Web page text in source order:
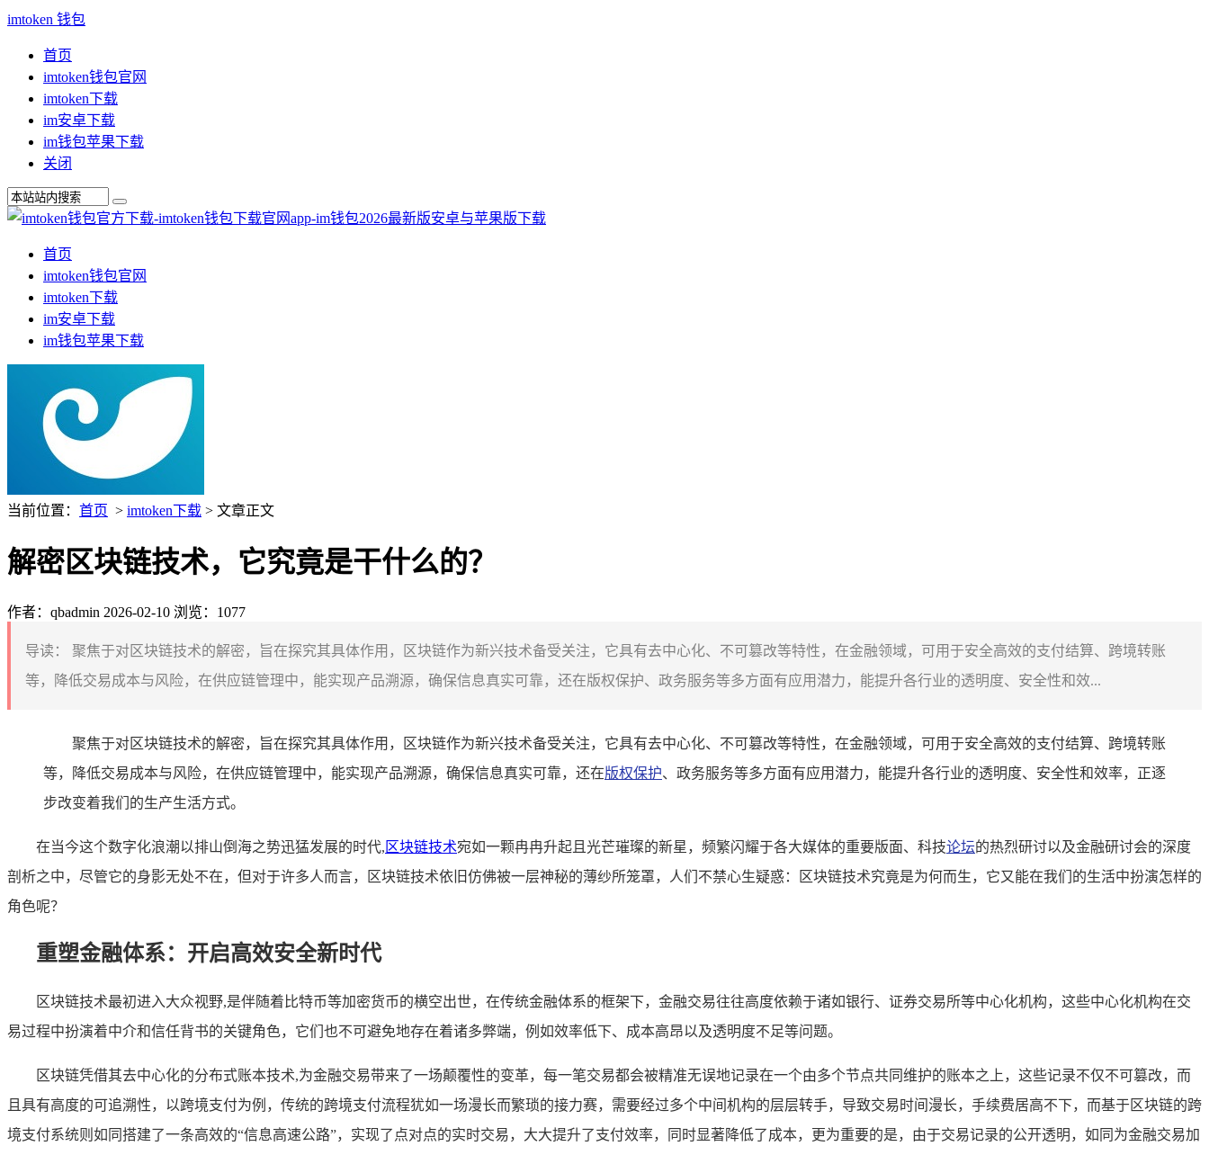
imtoken 钱包
首页
imtoken钱包官网
imtoken下载
im安卓下载
im钱包苹果下载
关闭
首页
imtoken钱包官网
imtoken下载
im安卓下载
im钱包苹果下载
当前位置： 首页 > imtoken下载 > 文章正文
解密区块链技术，它究竟是干什么的？
作者：qbadmin 2026-02-10 浏览：1077
导读：
聚焦于对区块链技术的解密，旨在探究其具体作用，区块链作为新兴技术备受关注，它具有去中心化、不可篡改等特性，在金融领域，可用于安全高效的支付结算、跨境转账
等，降低交易成本与风险，在供应链管理中，能实现产品溯源，确保信息真实可靠，还在版权保护、政务服务等多方面有应用潜力，能提升各行业的透明度、安全性和效...
聚焦于对区块链技术的解密，旨在探究其具体作用，区块链作为新兴技术备受关注，它具有去中心化、不可篡改等特性，在金融领域，可用于安全高效的支付结算、跨境转账
等，降低交易成本与风险，在供应链管理中，能实现产品溯源，确保信息真实可靠，还在版权保护、政务服务等多方面有应用潜力，能提升各行业的透明度、安全性和效率，正逐
步改变着我们的生产生活方式。
在当今这个数字化浪潮以排山倒海之势迅猛发展的时代, 区块链技术宛如一颗冉冉升起且光芒璀璨的新星，频繁闪耀于各大媒体的重要版面、科技论坛的热烈研讨以及金融研讨会的深度
剖析之中，尽管它的身影无处不在，但对于许多人而言，区块链技术依旧仿佛被一层神秘的薄纱所笼罩，人们不禁心生疑惑：区块链技术究竟是为何而生，它又能在我们的生活中扮演怎样的
角色呢？
重塑金融体系：开启高效安全新时代
区块链技术最初进入大众视野,是伴随着比特币等加密货币的横空出世，在传统金融体系的框架下，金融交易往往高度依赖于诸如银行、证券交易所等中心化机构，这些中心化机构在交
易过程中扮演着中介和信任背书的关键角色，它们也不可避免地存在着诸多弊端，例如效率低下、成本高昂以及透明度不足等问题。
区块链凭借其去中心化的分布式账本技术,为金融交易带来了一场颠覆性的变革，每一笔交易都会被精准无误地记录在一个由多个节点共同维护的账本之上，这些记录不仅不可篡改，而
且具有高度的可追溯性，以跨境支付为例，传统的跨境支付流程犹如一场漫长而繁琐的接力赛，需要经过多个中间机构的层层转手，导致交易时间漫长，手续费居高不下，而基于区块链的跨
境支付系统则如同搭建了一条高效的“信息高速公路”，实现了点对点的实时交易，大大提升了支付效率，同时显著降低了成本，更为重要的是，由于交易记录的公开透明，如同为金融交易加